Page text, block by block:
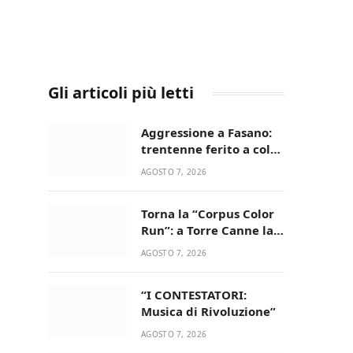
Gli articoli più letti
Aggressione a Fasano:
trentenne ferito a colpi
di pistola in casa
AGOSTO 7, 2026
Torna la “Corpus Color
Run”: a Torre Canne la
corsa più allegra e
AGOSTO 7, 2026
“I CONTESTATORI:
Musica di Rivoluzione”
AGOSTO 7, 2026